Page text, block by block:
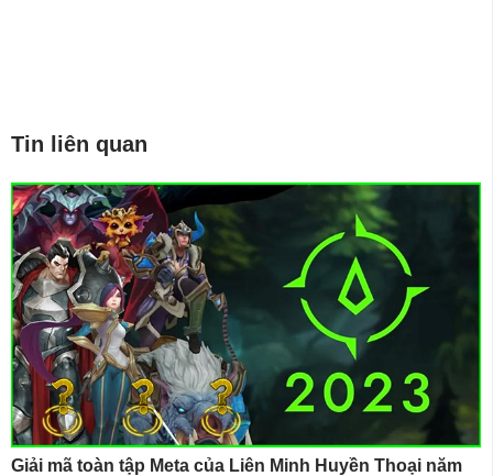
Tin liên quan
Giải mã toàn tập Meta của Liên Minh Huyền Thoại năm